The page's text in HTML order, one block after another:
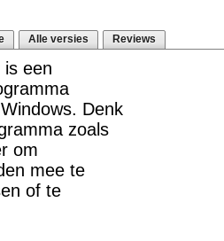
Alle versies Reviews
is een
Denk
zoals
om
mee te
of te